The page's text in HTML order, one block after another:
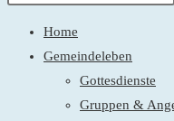
Home
Gemeindeleben
Gottesdienste
Gruppen &